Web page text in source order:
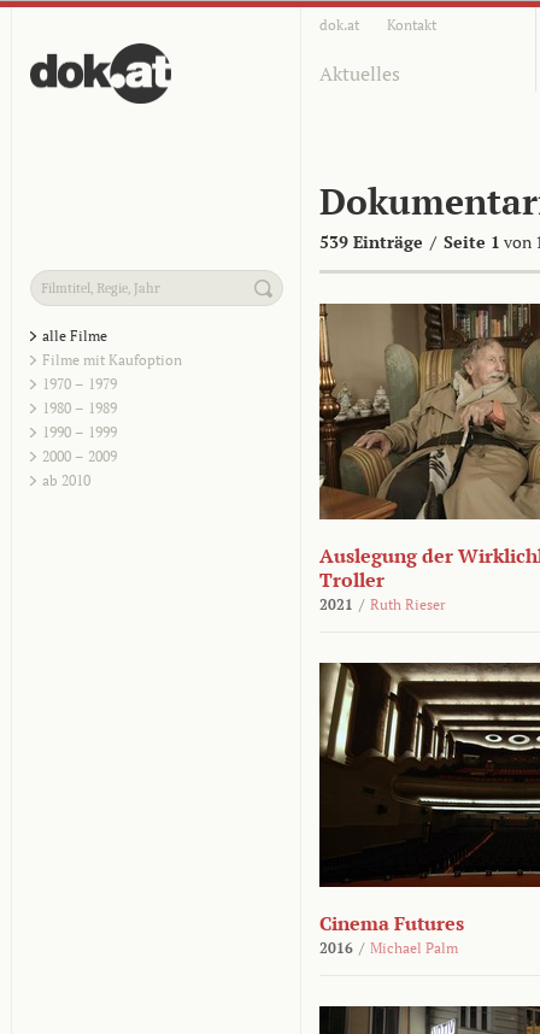
dok.at Kontakt
Aktuelles
539 Einträge / Seite 1 von
alle Filme
Filme mit Kaufoption
1970 – 1979
1980 – 1989
1990 – 1999
2000 – 2009
ab 2010
Auslegung der
Troller
2021 / Ruth Rieser
Cinema Futures
2016 / Michael Palm